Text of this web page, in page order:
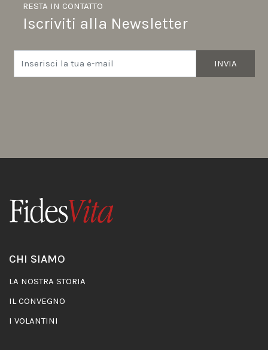
INVIA
RESTA IN CONTATTO
Iscriviti alla Newsletter
CHI SIAMO
LA NOSTRA STORIA
IL CONVEGNO
I VOLANTINI